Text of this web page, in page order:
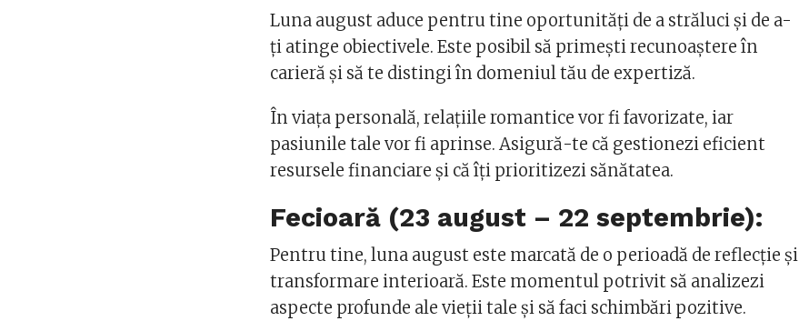
Luna august aduce pentru tine oportunități de a străluci și de a-
ți atinge obiectivele. Este posibil să primești recunoaștere în
carieră și să te distingi în domeniul tău de expertiză.
În viața personală, relațiile romantice vor fi favorizate, iar
pasiunile tale vor fi aprinse. Asigură-te că gestionezi eficient
resursele financiare și că îți prioritizezi sănătatea.
Fecioară (23 august – 22 septembrie):
Pentru tine, luna august este marcată de o perioadă de reflecție și
transformare interioară. Este momentul potrivit să analizezi
aspecte profunde ale vieții tale și să faci schimbări pozitive.